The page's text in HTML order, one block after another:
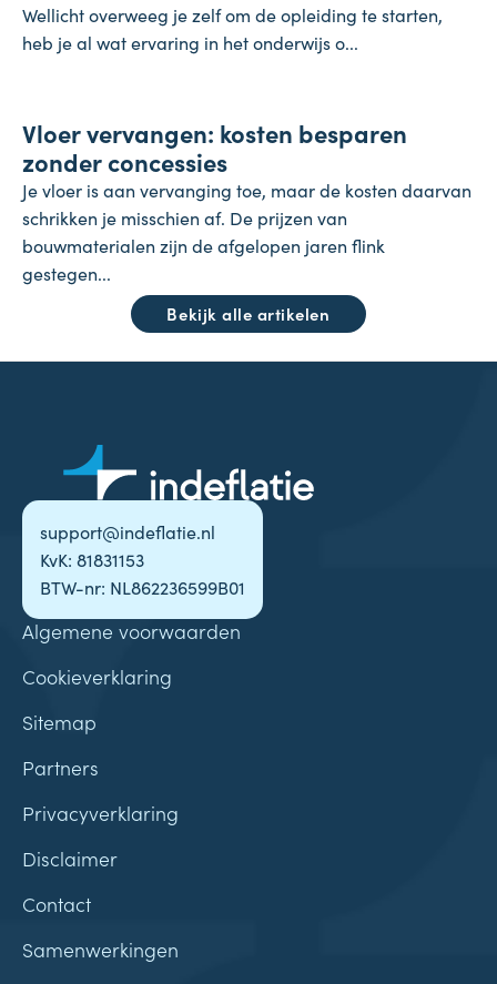
Wellicht overweeg je zelf om de opleiding te starten,
heb je al wat ervaring in het onderwijs o...
23 juli 2026
Vloer vervangen: kosten besparen
zonder concessies
Je vloer is aan vervanging toe, maar de kosten daarvan
schrikken je misschien af. De prijzen van
bouwmaterialen zijn de afgelopen jaren flink
gestegen...
Bekijk alle artikelen
support@indeflatie.nl
KvK: 81831153
BTW-nr: NL862236599B01
Algemene voorwaarden
Cookieverklaring
Sitemap
Partners
Privacyverklaring
Disclaimer
Contact
Samenwerkingen